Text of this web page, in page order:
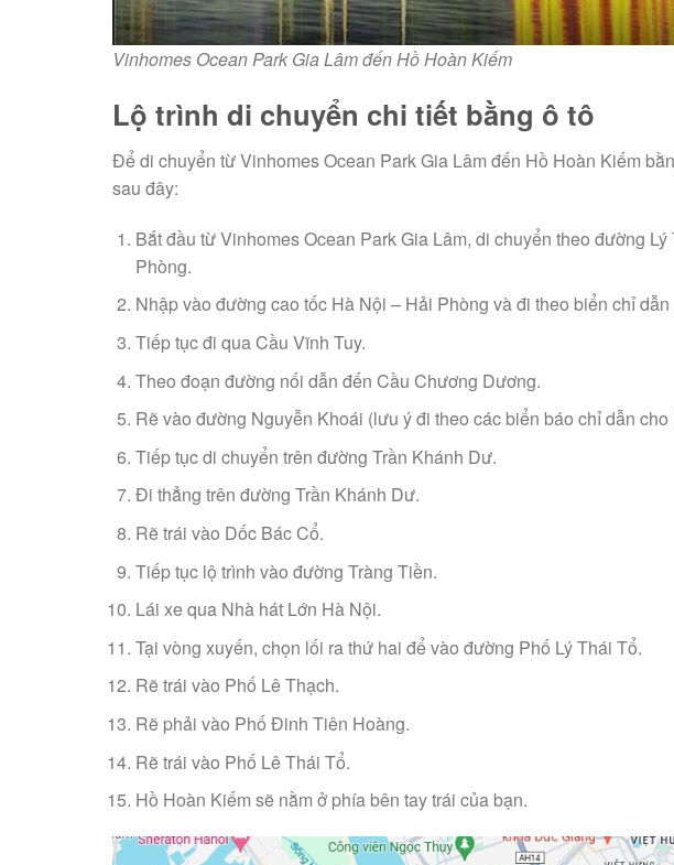
Vinhomes Ocean Park Gia Lâm đến Hồ Hoàn Kiếm
Lộ trình di chuyển chi tiết bằng ô tô
Để di chuyển từ Vinhomes Ocean Park Gia Lâm đến Hồ Hoàn Kiếm
sau đây:
Bắt đầu từ Vinhomes Ocean Park Gia Lâm, di chuyển theo đường
Phòng.
Nhập vào đường cao tốc Hà Nội – Hải Phòng và đi theo biển chỉ dẫn
Tiếp tục đi qua Cầu Vĩnh Tuy.
Theo đoạn đường nối dẫn đến Cầu Chương Dương.
Rẽ vào đường Nguyễn Khoái (lưu ý đi theo các biển báo chỉ dẫn
Tiếp tục di chuyển trên đường Trần Khánh Dư.
Đi thẳng trên đường Trần Khánh Dư.
Rẽ trái vào Dốc Bác Cổ.
Tiếp tục lộ trình vào đường Tràng Tiền.
Lái xe qua Nhà hát Lớn Hà Nội.
Tại vòng xuyến, chọn lối ra thứ hai để vào đường Phố Lý Thái Tổ.
Rẽ trái vào Phố Lê Thạch.
Rẽ phải vào Phố Đinh Tiên Hoàng.
Rẽ trái vào Phố Lê Thái Tổ.
Hồ Hoàn Kiếm sẽ nằm ở phía bên tay trái của bạn.